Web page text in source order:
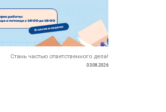
Стань частью ответственного дела!
03.08.2026